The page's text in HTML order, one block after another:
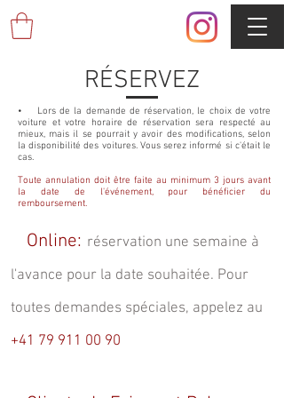
RÉSERVEZ
• Lors de la demande de réservation, le choix de votre
voiture et votre horaire de réservation sera respecté au
mieux, mais il se pourrait y avoir des modifications, selon
la disponibilité des voitures. Vous serez informé si c'était le
cas.
Toute annulation doit être faite au minimum 3 jours avant
la date de l'événement, pour bénéficier du
remboursement.
Online: réservation une semaine à
l'avance pour la date souhaitée. Pour
toutes demandes spéciales, appelez au
+41 79 911 00 90